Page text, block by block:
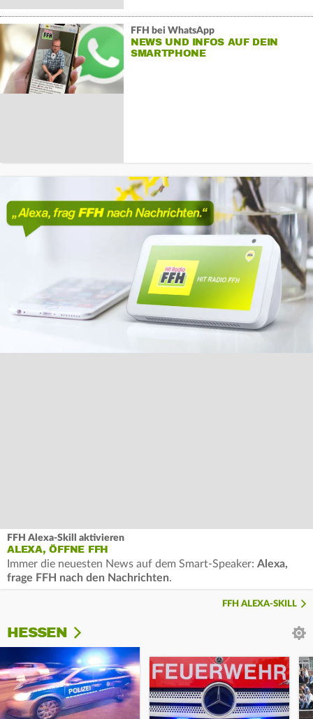
FFH bei WhatsApp
NEWS UND INFOS AUF DEIN
SMARTPHONE
FFH Alexa-Skill aktivieren
ALEXA, ÖFFNE FFH
Immer die neuesten News auf dem Smart-Speaker: Alexa,
frage FFH nach den Nachrichten.
FFH ALEXA-SKILL
HESSEN